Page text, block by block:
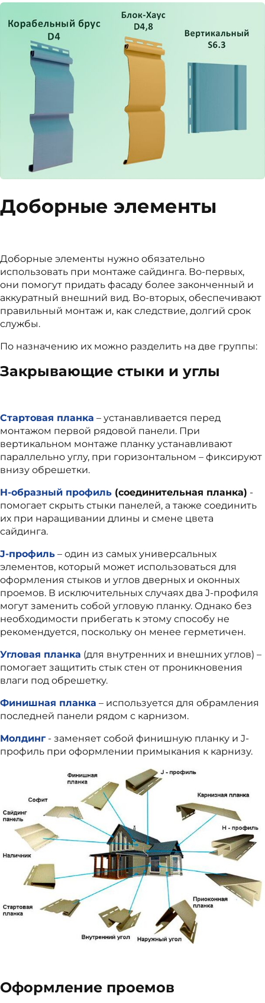
Доборные элементы
Доборные элементы нужно обязательно
использовать при монтаже сайдинга. Во-первых,
они помогут придать фасаду более законченный и
аккуратный внешний вид. Во-вторых, обеспечивают
правильный монтаж и, как следствие, долгий срок
службы.
По назначению их можно разделить на две группы:
Закрывающие стыки и углы
Стартовая планка – устанавливается перед
монтажом первой рядовой панели. При
вертикальном монтаже планку устанавливают
параллельно углу, при горизонтальном – фиксируют
внизу обрешетки.
H-образный профиль (соединительная планка) -
помогает скрыть стыки панелей, а также соединить
их при наращивании длины и смене цвета
сайдинга.
J-профиль – один из самых универсальных
элементов, который может использоваться для
оформления стыков и углов дверных и оконных
проемов. В исключительных случаях два J-профиля
могут заменить собой угловую планку. Однако без
необходимости прибегать к этому способу не
рекомендуется, поскольку он менее герметичен.
Угловая планка (для внутренних и внешних углов) –
помогает защитить стык стен от проникновения
влаги под обрешетку.
Финишная планка – используется для обрамления
последней панели рядом с карнизом.
Молдинг - заменяет собой финишную планку и J-
профиль при оформлении примыкания к карнизу.
Оформление проемов